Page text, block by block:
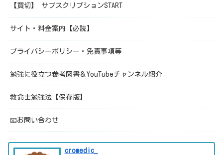
【買切】 サブスクリプションSTART
サイト・料金案内【必読】
プライバシーポリシー・免責事項等
勉強に役立つ参考図書＆YouTubeチャンネル紹介
救命士勉強法【保存版】
📧お問い合わせ
cromedic_